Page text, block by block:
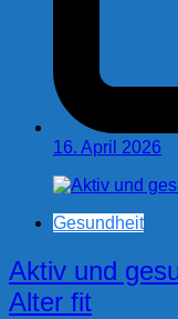
16. April 2026
Gesundheit
Aktiv und
Alter fit